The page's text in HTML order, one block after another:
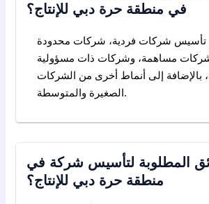
في منطقة حرة دبي للإنتاج؟
تأسيس شركات فردية، شركات محدودة
شركات مساهمة، وشركات ذات مسؤولية
بالإضافة إلى أنماط أخرى من الشركات
الصغيرة والمتوسطة.
المطلوبة لتأسيس شركة في
منطقة حرة دبي للإنتاج؟